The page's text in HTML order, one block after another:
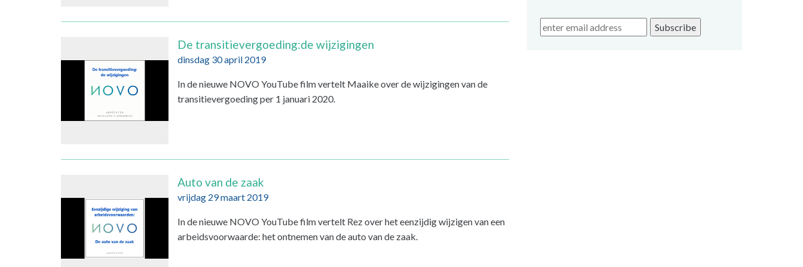
De transitievergoeding:de wijzigingen
dinsdag 30 april 2019
In de nieuwe NOVO YouTube film vertelt Maaike over de wijzigingen van de
transitievergoeding per 1 januari 2020.
Auto van de zaak
vrijdag 29 maart 2019
In de nieuwe NOVO YouTube film vertelt Rez over het eenzijdig wijzigen van een
arbeidsvoorwaarde: het ontnemen van de auto van de zaak.